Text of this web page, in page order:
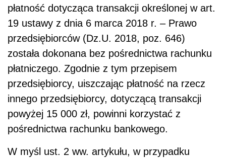
płatność dotycząca transakcji określonej w art.
19 ustawy z dnia 6 marca 2018 r. – Prawo
przedsiębiorców (Dz.U. 2018, poz. 646)
została dokonana bez pośrednictwa rachunku
płatniczego. Zgodnie z tym przepisem
przedsiębiorcy, uiszczając płatność na rzecz
innego przedsiębiorcy, dotyczącą transakcji
powyżej 15 000 zł, powinni korzystać z
pośrednictwa rachunku bankowego.
W myśl ust. 2 ww. artykułu, w przypadku